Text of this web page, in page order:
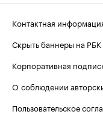
Контактная
Скрыть баннеры на РБК
Корпоративная
О соблюдении
Пользовательское